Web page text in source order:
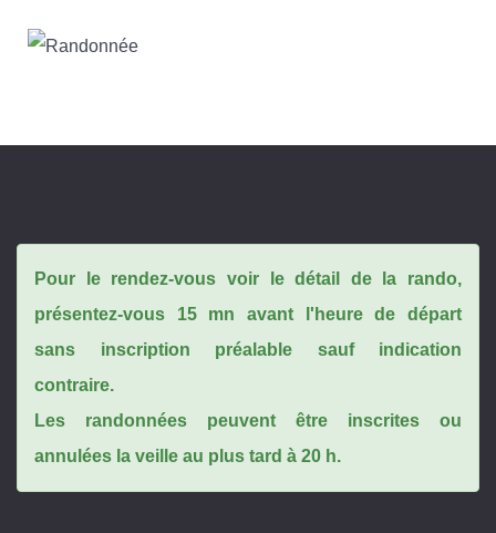
Pour le rendez-vous voir le détail de la rando,
présentez-vous 15 mn avant l'heure de départ
sans inscription préalable sauf indication
contraire.
Les randonnées peuvent être inscrites ou
annulées la veille au plus tard à 20 h.